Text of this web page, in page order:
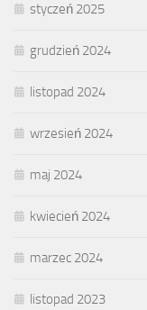
styczeń 2025
grudzień 2024
listopad 2024
wrzesień 2024
maj 2024
kwiecień 2024
marzec 2024
listopad 2023